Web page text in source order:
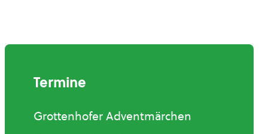
Termine
Grottenhofer Adventmärchen